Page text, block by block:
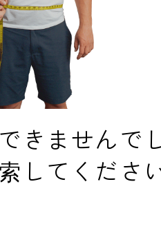
きませんで
してください